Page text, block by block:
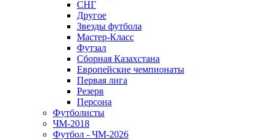
СНГ
Другое
Звезды футбола
Мастер-Класс
Футзал
Сборная Казахстана
Европейские чемпионаты
Первая лига
Резерв
Персона
Футболисты
ЧМ-2018
Футбол - ЧМ-2026